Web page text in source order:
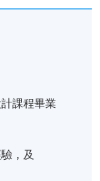
課程畢業
，及